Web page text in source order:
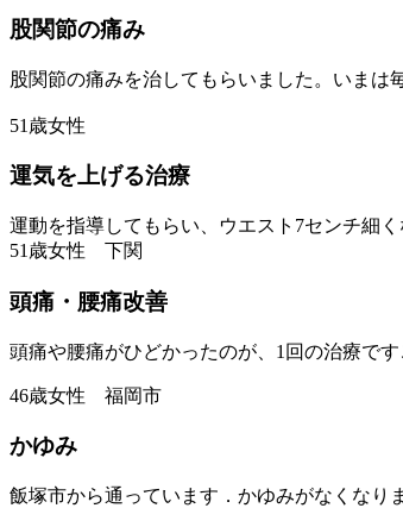
股関節の痛み
股関節の痛みを治してもらいました。いまは
51歳女性
運気を上げる治療
運動を指導してもらい、ウエスト7センチ細
51歳女性 下関
頭痛・腰痛改善
頭痛や腰痛がひどかったのが、1回の治療で
46歳女性 福岡市
かゆみ
飯塚市から通っています．かゆみがなくなり